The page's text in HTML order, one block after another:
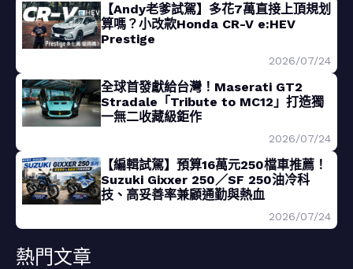
【Andy老爹試駕】多花7萬直接上頂規划
算嗎？小改款Honda CR-V e:HEV
Prestige
2026/07/24
全球首發獻給台灣！Maserati GT2
Stradale「Tribute to MC12」打造獨
一無二收藏級鉅作
2026/07/24
【編輯試駕】預算16萬元250檔車推薦！
Suzuki Gixxer 250／SF 250油冷科
技、高妥善率兼顧通勤與熱血
2026/07/24
熱門文章